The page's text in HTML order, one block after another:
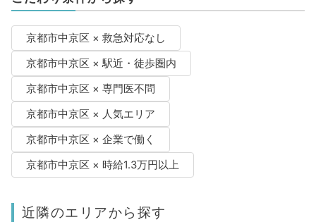
京都市中京区 × 救急対応なし
京都市中京区 × 駅近・徒歩圏内
京都市中京区 × 専門医不問
京都市中京区 × 人気エリア
京都市中京区 × 企業で働く
京都市中京区 × 時給1.3万円以上
近隣のエリアから探す